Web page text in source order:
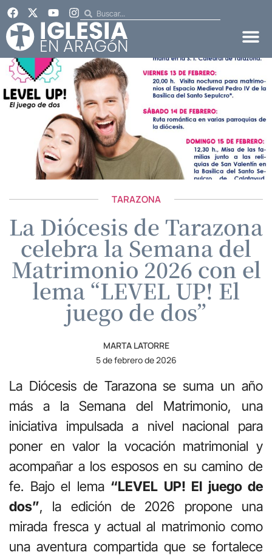
TARAZONA
La Diócesis de Tarazona
celebra la Semana del
Matrimonio 2026 con el
lema “LEVEL UP! El
juego de dos”
MARTA LATORRE
5 de febrero de 2026
La Diócesis de Tarazona se suma un año
más a la Semana del Matrimonio, una
iniciativa impulsada a nivel nacional para
poner en valor la vocación matrimonial y
acompañar a los esposos en su camino de
fe. Bajo el lema “LEVEL UP! El juego de
dos”, la edición de 2026 propone una
mirada fresca y actual al matrimonio como
una aventura compartida que se fortalece